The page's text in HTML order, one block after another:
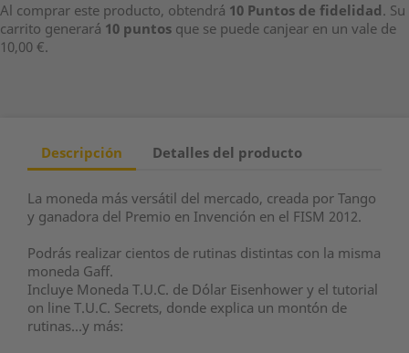
Al comprar este producto, obtendrá 10 Puntos de fidelidad. Su
carrito generará 10 puntos que se puede canjear en un vale de
10,00 €.
Descripción Detalles del producto
La moneda más versátil del mercado, creada por Tango
y ganadora del Premio en Invención en el FISM 2012.
Podrás realizar cientos de rutinas distintas con la misma
moneda Gaff.
Incluye Moneda T.U.C. de Dólar Eisenhower y el tutorial
on line T.U.C. Secrets, donde explica un montón de
rutinas...y más: